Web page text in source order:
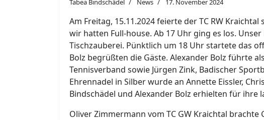
Tabea Bindschädel News 17. November 2024
Am Freitag, 15.11.2024 feierte der TC RW
wir hatten Full-house. Ab 17 Uhr ging es los.
Tischzauberei. Pünktlich um 18 Uhr startete das
Bolz begrüßten die Gäste. Alexander Bolz führte
Tennisverband sowie Jürgen Zink, Badischer
Ehrennadel in Silber wurde an Annette Eissler,
Bindschädel und Alexander Bolz erhielten für
Oliver Zimmermann vom TC GW Kraichtal